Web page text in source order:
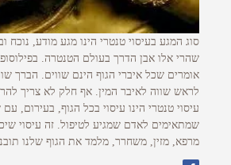
סוג המגע בעיסוי טנטרי הינו מגע מודע, נוכח
שהרי אלו אבן הדרך בעולם הטנטרה.
אומרים שכל איברי הגוף הינם שווים. הברך
לראש שווה לאיבר המין. אף חלק לא צריך
עיסוי טנטרי הינו עיסוי בכל הגוף, בעירום,
שמתאימים לאדם שמגיע לטיפול. זה עיסוי
מרפא, מזין, משחרר, מלמד את הגוף שלנו